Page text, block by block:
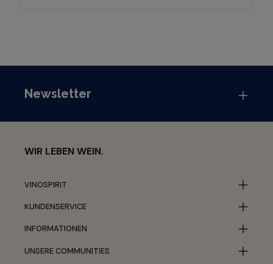
Newsletter
WIR LEBEN WEIN.
VINOSPIRIT
KUNDENSERVICE
INFORMATIONEN
UNSERE COMMUNITIES